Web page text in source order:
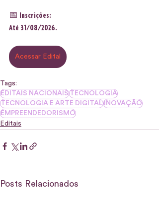
📅 Inscrições:
Até 31/08/2026.
Acessar Edital
Tags:
EDITAIS NACIONAISTECNOLOGIA
TECNOLOGIA E ARTE DIGITALINOVAÇÃO
EMPREENDEDORISMO
Editais
Posts Relacionados